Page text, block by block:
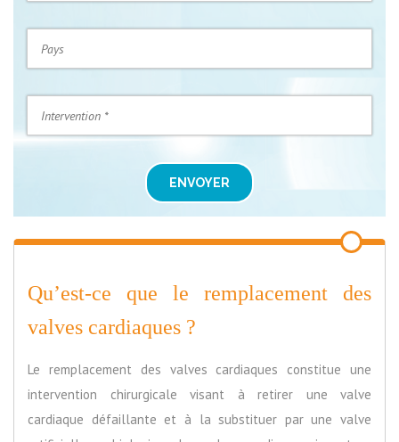
ENVOYER
Qu’est-ce que le remplacement des
valves cardiaques ?
Le remplacement des valves cardiaques constitue une
intervention chirurgicale visant à retirer une valve
cardiaque défaillante et à la substituer par une valve